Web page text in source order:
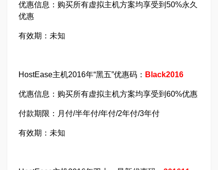
优惠信息：购买所有虚拟主机方案均享受到50%永久
优惠
有效期：未知
HostEase主机2016年“黑五”优惠码： Black2016
优惠信息：购买所有虚拟主机方案均享受到60%优惠
付款期限：月付/半年付/年付/2年付/3年付
有效期：未知